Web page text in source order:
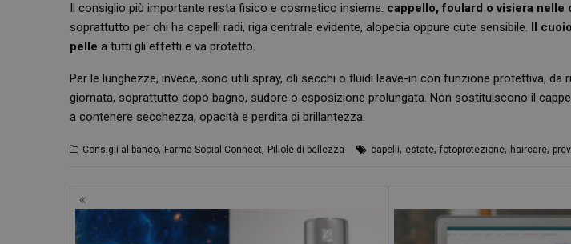
Il consiglio più importante resta fisico e cosmetico insieme: cappello, foulard o visiera nelle
soprattutto per chi ha capelli radi, riga centrale evidente, alopecia oppure cute sensibile. Il
pelle a tutti gli effetti e va protetto.
Per le lunghezze, invece, sono utili spray, oli secchi o fluidi leave-in con funzione protettiva, da
giornata, soprattutto dopo bagno, sudore o esposizione prolungata. Non sostituiscono il
a contenere secchezza, opacità e perdita di brillantezza.
Consigli al banco, Farma Social Connect, Pillole di bellezza capelli, estate, fotoprotezione, haircare,
Navigazione
articoli
Necessari
I cookie necessari contribuiscono a rendere fruibile il sito web
e l'accesso alle aree protette del sito. Il sito web non è in grado di
NOME
FORNITORE /DOMINIO SCADENZA
PHPSESSID
Google LLC
.panoramacosmetico.it
1 anno 1